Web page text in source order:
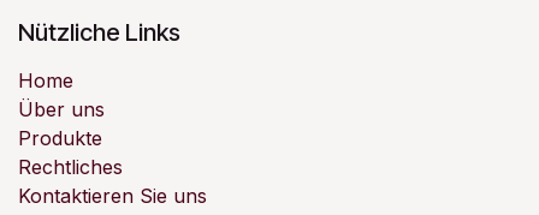
Nützliche Links
Home
Über uns
Produkte
Rechtliches
Kontaktieren Sie uns